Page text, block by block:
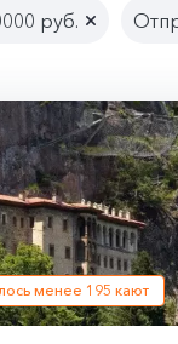
руб.
менее 195 кают